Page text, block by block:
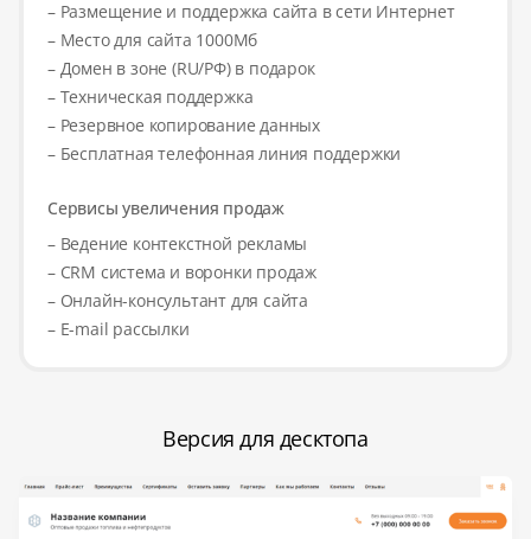
– Размещение и поддержка сайта в сети Интернет
– Место для сайта 1000Мб
– Домен в зоне (RU/РФ) в подарок
– Техническая поддержка
– Резервное копирование данных
– Бесплатная телефонная линия поддержки
Сервисы увеличения продаж
– Ведение контекстной рекламы
– CRM система и воронки продаж
– Онлайн-консультант для сайта
– E-mail рассылки
Версия для десктопа